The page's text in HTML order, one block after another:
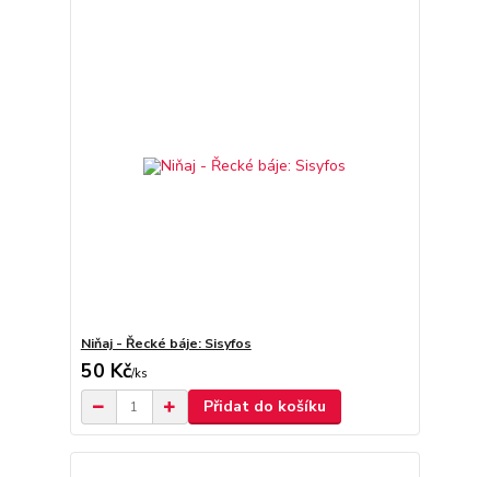
Niňaj - Řecké báje: Sisyfos
50 Kč/ks
Přidat do košíku